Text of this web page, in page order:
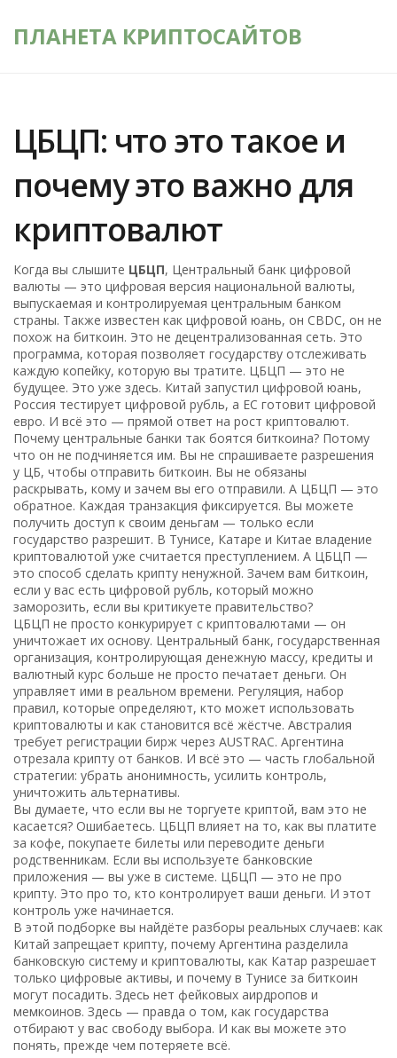
ПЛАНЕТА КРИПТОСАЙТОВ
ЦБЦП: что это такое и
почему это важно для
криптовалют
Когда вы слышите ЦБЦП, Центральный банк цифровой
валюты — это цифровая версия национальной валюты,
выпускаемая и контролируемая центральным банком
страны. Также известен какцифровой юань, он CBDC, он не
похож на биткоин. Это не децентрализованная сеть. Это
программа, которая позволяет государству отслеживать
каждую копейку, которую вы тратите. ЦБЦП — это не
будущее. Это уже здесь. Китай запустил цифровой юань,
Россия тестирует цифровой рубль, а ЕС готовит цифровой
евро. И всё это — прямой ответ на рост криптовалют.
Почему центральные банки так боятся биткоина? Потому
что он не подчиняется им. Вы не спрашиваете разрешения
у ЦБ, чтобы отправить биткоин. Вы не обязаны
раскрывать, кому и зачем вы его отправили. А ЦБЦП — это
обратное. Каждая транзакция фиксируется. Вы можете
получить доступ к своим деньгам — только если
государство разрешит. В Тунисе, Катаре и Китае владение
криптовалютой уже считается преступлением. А ЦБЦП —
это способ сделать крипту ненужной. Зачем вам биткоин,
если у вас есть цифровой рубль, который можно
заморозить, если вы критикуете правительство?
ЦБЦП не просто конкурирует с криптовалютами — он
уничтожает их основу. Центральный банк,государственная
организация, контролирующая денежную массу, кредиты и
валютный курс больше не просто печатает деньги. Он
управляет ими в реальном времени. Регуляция,набор
правил, которые определяют, кто может использовать
криптовалюты и как становится всё жёстче. Австралия
требует регистрации бирж через AUSTRAC. Аргентина
отрезала крипту от банков. И всё это — часть глобальной
стратегии: убрать анонимность, усилить контроль,
уничтожить альтернативы.
Вы думаете, что если вы не торгуете криптой, вам это не
касается? Ошибаетесь. ЦБЦП влияет на то, как вы платите
за кофе, покупаете билеты или переводите деньги
родственникам. Если вы используете банковские
приложения — вы уже в системе. ЦБЦП — это не про
крипту. Это про то, кто контролирует ваши деньги. И этот
контроль уже начинается.
В этой подборке вы найдёте разборы реальных случаев: как
Китай запрещает крипту, почему Аргентина разделила
банковскую систему и криптовалюты, как Катар разрешает
только цифровые активы, и почему в Тунисе за биткоин
могут посадить. Здесь нет фейковых аирдропов и
мемкоинов. Здесь — правда о том, как государства
отбирают у вас свободу выбора. И как вы можете это
понять, прежде чем потеряете всё.